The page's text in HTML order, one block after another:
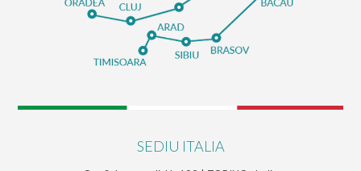
SEDIU ITALIA